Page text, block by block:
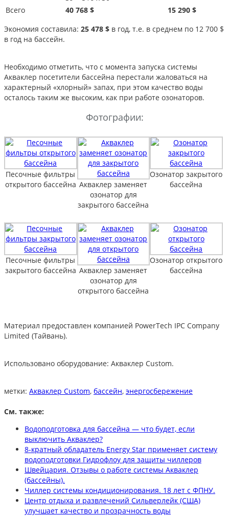
Всего
40 768 $
15 290 $
Экономия составила: 25 478 $ в год, т.е. в среднем по 12 700 $
в год на бассейн.
Необходимо отметить, что с момента запуска системы
Акваклер посетители бассейна перестали жаловаться на
характерный «хлорный» запах, при этом качество воды
осталось таким же высоким, как при работе озонаторов.
Фотографии:
Песочные фильтры
открытого бассейна Акваклер заменяет
озонатор для
закрытого бассейна
Озонатор закрытого
бассейна
Песочные фильтры
закрытого бассейна Акваклер заменяет
озонатор для
открытого бассейна
Озонатор открытого
бассейна
Материал предоставлен компанией PowerTech IPC Company
Limited (Тайвань).
Использовано оборудование: Акваклер Custom.
метки: Акваклер Custom, бассейн, энергосбережение
См. также:
Водоподготовка для бассейна — что будет, если
выключить Акваклер?
8-кратный обладатель Energy Star применяет систему
водоподготовки Гидрофлоу для защиты чиллеров
Швейцария. Отзывы о работе системы Акваклер
(бассейны).
Чиллер системы кондиционирования. 18 лет с ФПНУ.
Центр отдыха и развлечений Сильверлейк (США)
улучшает качество и прозрачность воды